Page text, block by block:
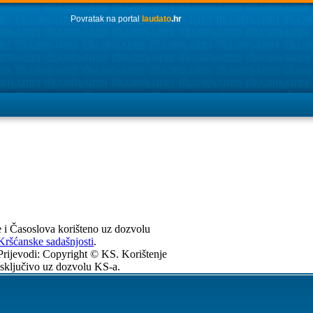
Povratak na portal laudato.hr
Časoslova korišteno uz dozvolu
sadašnjosti.
Copyright © KS. Korištenje
uz dozvolu KS-a.